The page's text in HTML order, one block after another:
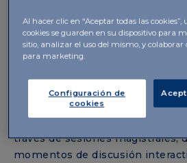
El comité científico
supervisar los contenidos,
programa en torno a cuatro
Inspiración, Innovación,
Estos conceptos fueron
través de sesiones magistrales,
momentos de discusión
Al hacer clic en “Aceptar todas las cookies”,
cookies se guarden en su dispositivo para
sitio, analizar el uso del mismo, y colaborar
para marketing.
Configuración de
cookies